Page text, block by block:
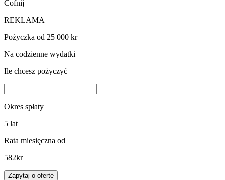
Cofnij
REKLAMA
Pożyczka od 25 000 kr
Na codzienne wydatki
Ile chcesz pożyczyć
Okres spłaty
5 lat
Rata miesięczna od
582kr
Zapytaj o ofertę